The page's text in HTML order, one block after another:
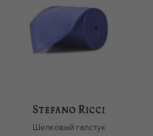
Шелковый галстук